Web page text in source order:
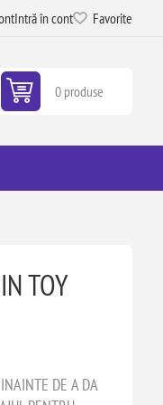
Intră în cont Favorite
0 produse
TOY
DE A DA